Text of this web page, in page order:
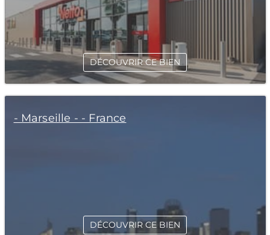
DÉCOUVRIR CE BIEN
- Marseille - - France
DÉCOUVRIR CE BIEN